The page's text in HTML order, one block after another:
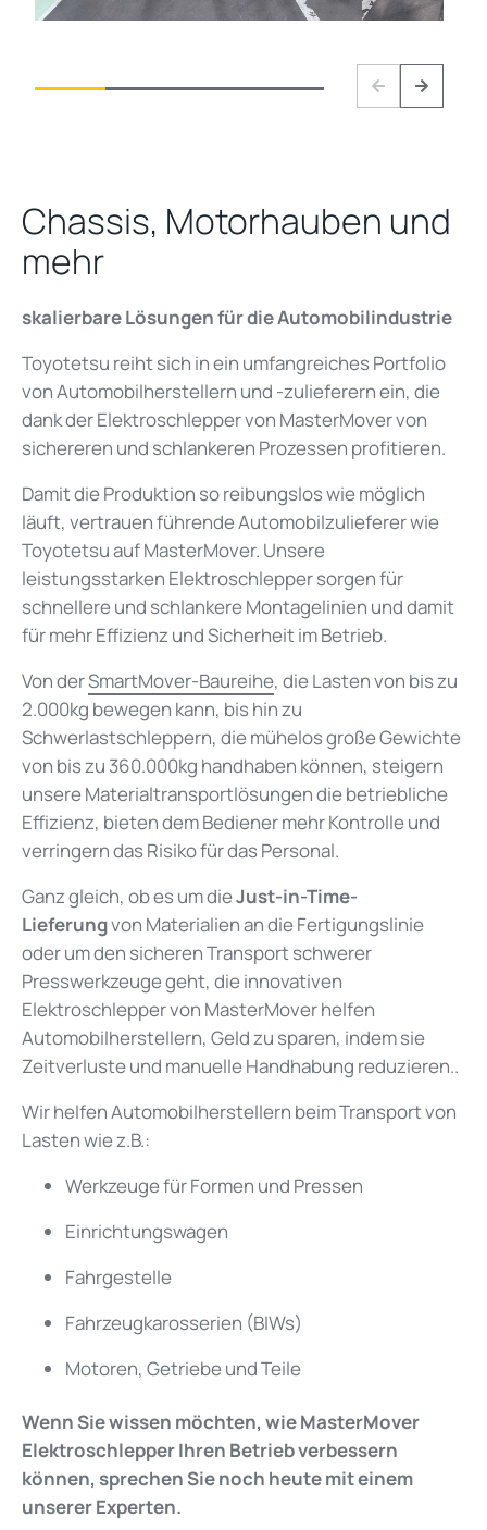
PreviousNext
Chassis, Motorhauben und
mehr
skalierbare Lösungen für die Automobilindustrie
Toyotetsu reiht sich in ein umfangreiches Portfolio
von Automobilherstellern und -zulieferern ein, die
dank der Elektroschlepper von MasterMover von
sichereren und schlankeren Prozessen profitieren.
Damit die Produktion so reibungslos wie möglich
läuft, vertrauen führende Automobilzulieferer wie
Toyotetsu auf MasterMover. Unsere
leistungsstarken Elektroschlepper sorgen für
schnellere und schlankere Montagelinien und damit
für mehr Effizienz und Sicherheit im Betrieb.
Von derSmartMover-Baureihe, die Lasten von bis zu
2.000kg bewegen kann, bis hin zu
Schwerlastschleppern, die mühelos große Gewichte
von bis zu 360.000kg handhaben können, steigern
unsere Materialtransportlösungen die betriebliche
Effizienz, bieten dem Bediener mehr Kontrolle und
verringern das Risiko für das Personal.
Ganz gleich, ob es um dieJust-in-Time-
Lieferungvon Materialien an die Fertigungslinie
oder um den sicheren Transport schwerer
Presswerkzeuge geht, die innovativen
Elektroschlepper von MasterMover helfen
Automobilherstellern, Geld zu sparen, indem sie
Zeitverluste und manuelle Handhabung reduzieren..
Wir helfen Automobilherstellern beim Transport von
Lasten wie z.B.:
Werkzeuge für Formen und Pressen
Einrichtungswagen
Fahrgestelle
Fahrzeugkarosserien (BIWs)
Motoren, Getriebe und Teile
Wenn Sie wissen möchten, wie MasterMover
Elektroschlepper Ihren Betrieb verbessern
können, sprechen Sie noch heute mit einem
unserer Experten.